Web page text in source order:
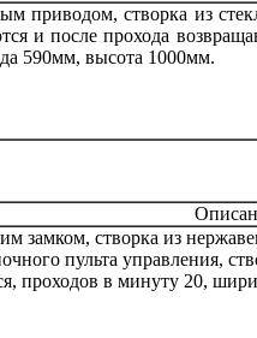
приводом, створка из
и после прохода
590мм, высота 1000мм.
замком, створка из
пульта управления,
проходов в минуту 20,